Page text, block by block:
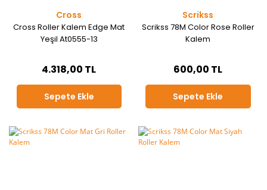
Cross
Cross Roller Kalem Edge Mat
Yeşil At0555-13
4.318,00 TL
Sepete Ekle
Scrikss
Scrikss 78M Color Rose Roller
Kalem
600,00 TL
Sepete Ekle